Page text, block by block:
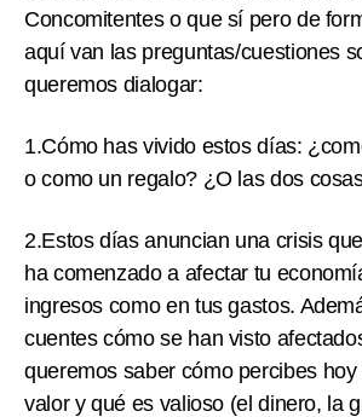
Concomitentes o que sí pero de
aquí van las preguntas/cuestiones
queremos dialogar:
1.Cómo has vivido estos días:
o como un regalo? ¿O las dos
2.Estos días anuncian una crisis
ha comenzado a afectar tu
ingresos como en tus gastos.
cuentescómo se han visto
queremos saber cómo percibes
valor y qué es valioso (el dinero, la